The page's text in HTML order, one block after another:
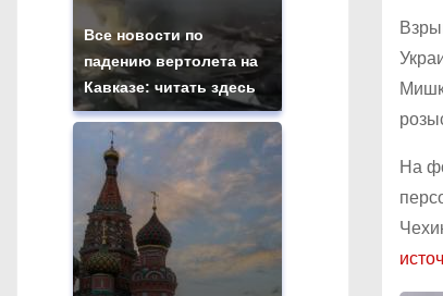
Все новости по
падению вертолета на
Кавказе: читать здесь
На